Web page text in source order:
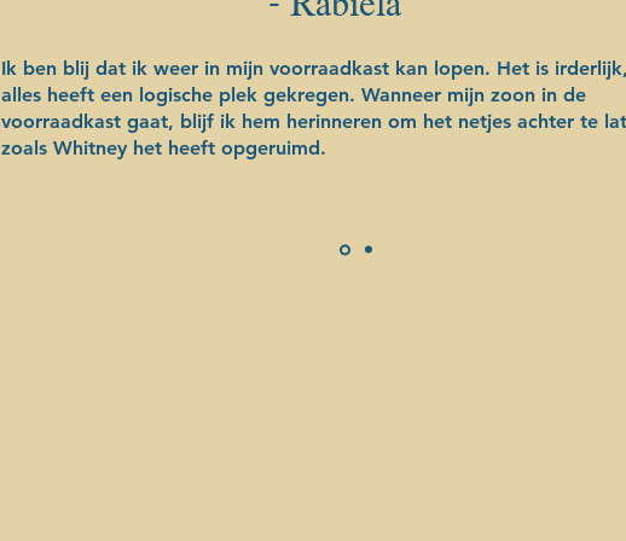
Ik ben blij dat ik weer in mijn voorraadkast kan lopen. Het is irderlijk,
alles heeft een logische plek gekregen. Wanneer mijn zoon in de
voorraadkast gaat, blijf ik hem herinneren om het netjes achter te
zoals Whitney het heeft opgeruimd.